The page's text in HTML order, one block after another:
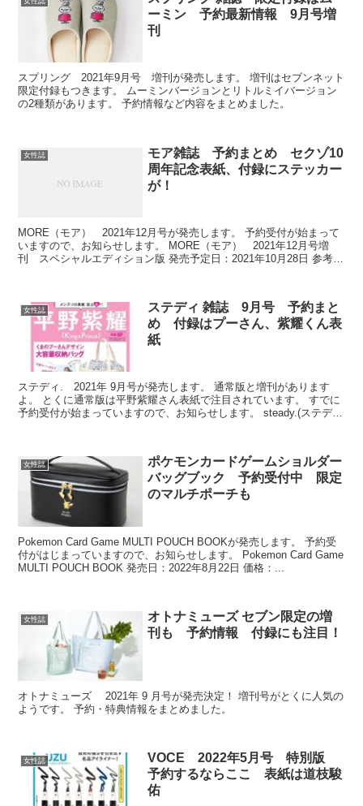
ーミン 予約最新情報 9月号増
刊
スプリング 2021年9月号 増刊が発売します。 増刊はセブンネット
限定付録もつきます。 ムーミンバージョンとリトルミイバージョン
の2種類があります。 予約情報など内容をまとめました。
女性誌
モア雑誌 予約まとめ セクゾ10
周年記念表紙、付録にステッカー
が！
MORE（モア） 2021年12月号が発売します。 予約受付が始まって
いますので、お知らせします。 MORE（モア） 2021年12月号増
刊 スペシャルエディション版 発売予定日：2021年10月28日 参考価
女性誌
ステディ 雑誌 9月号 予約まと
め 付録はプーさん、紫耀くん表
紙
ステディ. 2021年 9月号が発売します。 通常版と増刊があります
よ。 とくに通常版は平野紫耀さん表紙で注目されています。 すでに
予約受付が始まっていますので、お知らせします。 steady.(ステデ
女性誌
ポケモンカードゲームショルダー
バッグブック 予約受付中 限定
のマルチポーチも
Pokemon Card Game MULTI POUCH BOOKが発売します。 予約受
付がはじまっていますので、お知らせします。 Pokemon Card Game
MULTI POUCH BOOK 発売日：2022年8月22日 価格：...
女性誌
オトナミューズ セブン限定の増
刊も 予約情報 付録にも注目！
オトナミューズ 2021年 9 月号が発売決定！ 増刊号がとくに人気の
ようです。 予約・特典情報をまとめました。
女性誌
VOCE 2022年5月号 特別版
予約するならここ 表紙は道枝駿
佑